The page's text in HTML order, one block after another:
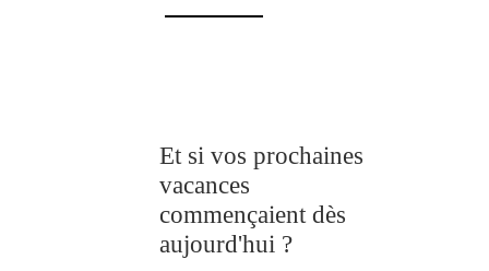
Et si vos prochaines
vacances
commençaient dès
aujourd'hui ?